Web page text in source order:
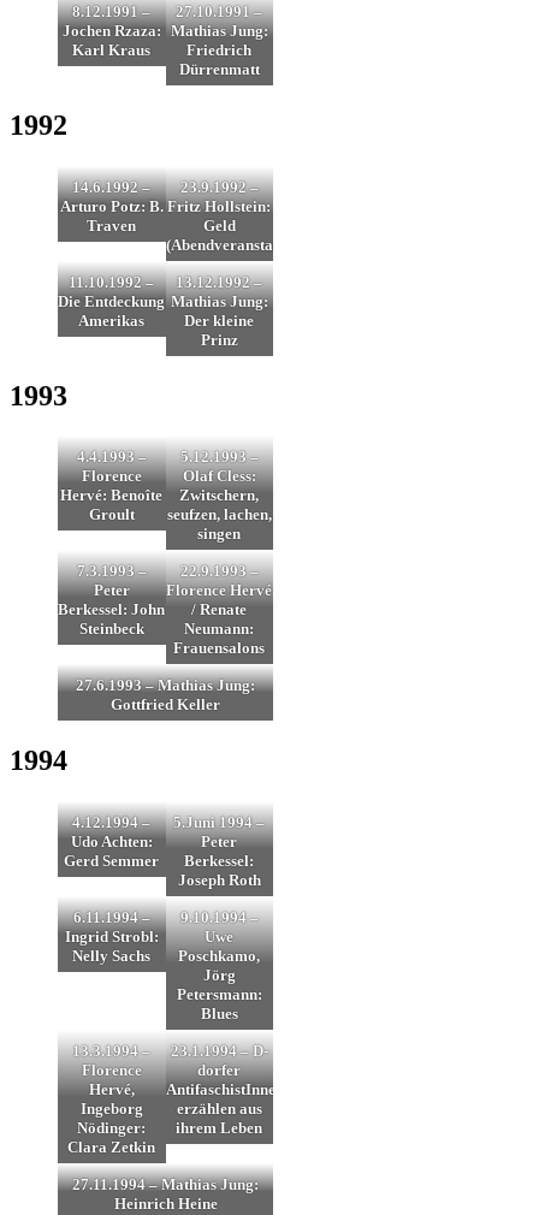
8.12.1991 –
Jochen Rzaza:
Karl Kraus
27.10.1991 –
Mathias Jung:
Friedrich
Dürrenmatt
1992
14.6.1992 –
Arturo Potz: B.
Traven
23.9.1992 –
Fritz Hollstein:
Geld
(Abendveranstaltung)
11.10.1992 –
Die Entdeckung
Amerikas
13.12.1992 –
Mathias Jung:
Der kleine
Prinz
1993
4.4.1993 –
Florence
Hervé: Benoîte
Groult
5.12.1993 –
Olaf Cless:
Zwitschern,
seufzen, lachen,
singen
7.3.1993 –
Peter
Berkessel: John
Steinbeck
22.9.1993 –
Florence Hervé
/ Renate
Neumann:
Frauensalons
27.6.1993 – Mathias Jung:
Gottfried Keller
1994
4.12.1994 –
Udo Achten:
Gerd Semmer
5.Juni 1994 –
Peter
Berkessel:
Joseph Roth
6.11.1994 –
Ingrid Strobl:
Nelly Sachs
9.10.1994 –
Uwe
Poschkamo,
Jörg
Petersmann:
Blues
13.3.1994 –
Florence
Hervé,
Ingeborg
Nödinger:
Clara Zetkin
23.1.1994 – D-
dorfer
AntifaschistInnen
erzählen aus
ihrem Leben
27.11.1994 – Mathias Jung:
Heinrich Heine